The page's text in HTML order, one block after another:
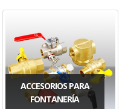
ACCESORIOS PARA
FONTANERÍA